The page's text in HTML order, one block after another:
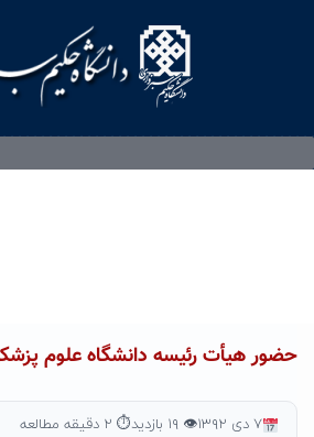
حضور هیأت رئیسه دانشگاه علوم
۷ دی ۱۳۹۲ 👁 ۱۹ بازدید ⏱ ۲ دقیقه مطالعه